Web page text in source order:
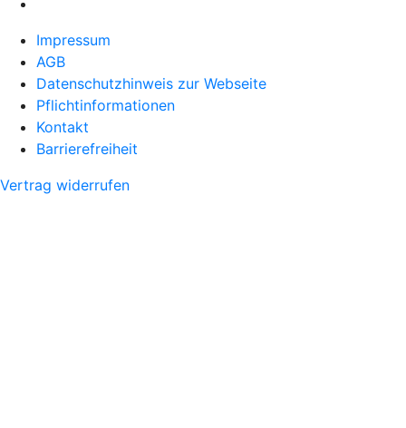
Impressum
AGB
Datenschutzhinweis zur Webseite
Pflichtinformationen
Kontakt
Barrierefreiheit
Vertrag widerrufen